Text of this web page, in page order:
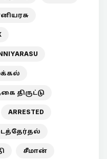
திருட்டு
ARRESTED
சீமான்